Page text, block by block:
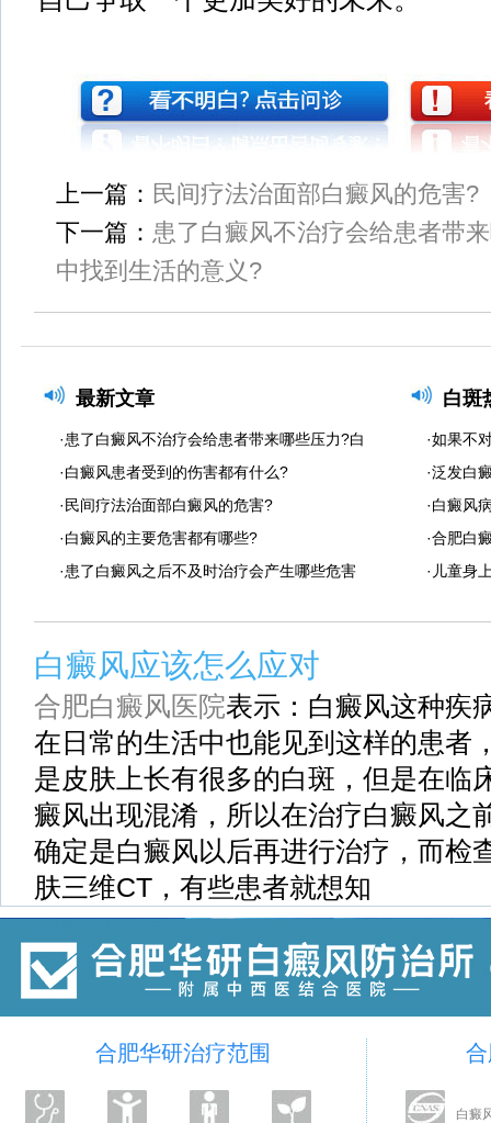
上一篇： 民间疗法治面部白癜风的危害?
下一篇： 患了白癜风不治疗会给患者带
中找到生活的意义?
最新文章
·患了白癜风不治疗会给患者带来哪些压力?白
·白癜风患者受到的伤害都有什么?
·民间疗法治面部白癜风的危害?
·白癜风的主要危害都有哪些?
·患了白癜风之后不及时治疗会产生哪些危害
白斑
·如果不
·泛发白
·白癜风
·合肥白
·儿童身
白癜风应该怎么应对
合肥白癜风医院表示：白癜风这种疾
在日常的生活中也能见到这样的患者
是皮肤上长有很多的白斑，但是在临
癜风出现混淆，所以在治疗白癜风之
确定是白癜风以后再进行治疗，而检
肤三维CT，有些患者就想知
合肥华研治疗范围
白癜